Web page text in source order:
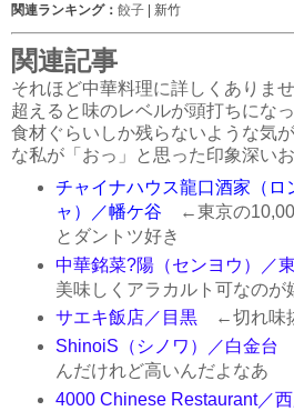
関連ランキング： 餃子 | 新竹
関連記事
それほど中華料理に詳しくありま
超えると味のレベルが頭打ちにな
食材ぐらいしか残らないような気
な私が「おっ」と思った印象深い
チャイナハウス龍口酒家（ロ
ャ）／幡ケ谷 ←東京の
とダントツ好き
中華銘菜?陽（センヨウ）／
美味しくアラカルト可なのが
サエキ飯店／目黒←切れ味
ShinoiS（シノワ）／白金台
んだけれど高いんだよなあ
4000 Chinese Restaurant／